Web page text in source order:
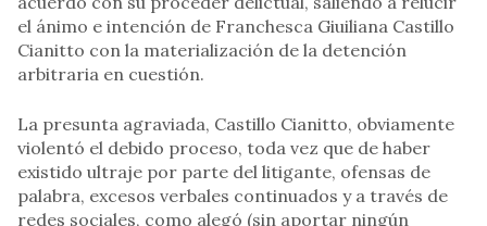
el ánimo e intención de Franchesca Giuiliana Castillo
Cianitto con la materialización de la detención
arbitraria en cuestión.
La presunta agraviada, Castillo Cianitto, obviamente
violentó el debido proceso, toda vez que de haber
existido ultraje por parte del litigante, ofensas de
palabra, excesos verbales continuados y a través de
redes sociales, como alegó (sin aportar ningún